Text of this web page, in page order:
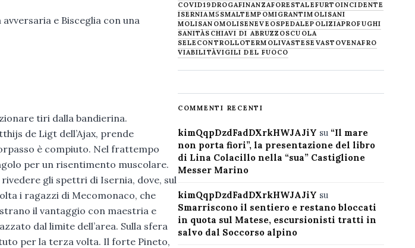
e Bisceglia con una
tiri dalla bandierina.
de Ligt dell’Ajax, prende
è compiuto. Nel frattempo
per un risentimento muscolare.
gli spettri di Isernia, dove, sul
i ragazzi di Mecomonaco, che
il vantaggio con maestria e
dal limite dell’area. Sulla sfera
per la terza volta. Il forte Pineto,
COVID19DROGAFINANZAFORESTALEFURTOINCIDENTE
ISERNIAM5SMALTEMPOMIGRANTIMOLISANI
MOLISANOMOLISENEVE OSPEDALEPOLIZIAPROFUGHI
SANITÀSCHIAVI DI ABRUZZOSCUOLA
SELECONTROLLOTERMOLIVASTESE VASTOVENAFRO
VIABILITÀVIGILI DEL FUOCO
COMMENTI RECENTI
kimQqpDzdFadDXrkHWJAJiY su “Il mare
non porta fiori”, la presentazione del libro
di Lina Colacillo nella “sua” Castiglione
Messer Marino
kimQqpDzdFadDXrkHWJAJiY su
Smarriscono il sentiero e restano bloccati
in quota sul Matese, escursionisti tratti in
salvo dal Soccorso alpino